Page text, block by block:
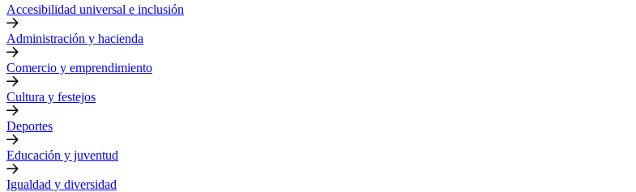
Accesibilidad universal e inclusión
Administración y hacienda
Comercio y emprendimiento
Cultura y festejos
Deportes
Educación y juventud
Igualdad y diversidad